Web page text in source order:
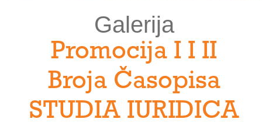
Galerija
Promocija I I II
Broja Časopisa
STUDIA IURIDICA